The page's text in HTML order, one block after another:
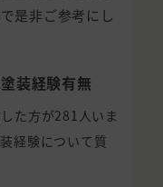
是非ご参考にし
装経験有無
た方が281人いま
経験について質